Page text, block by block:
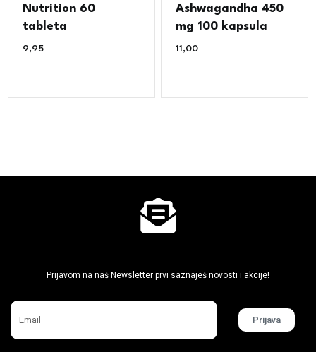
Nutrition 60
tableta
9,95
Ashwagandha 450
mg 100 kapsula
11,00
Prijavom na naš Newsletter prvi saznaješ novosti i akcije!
Prijava